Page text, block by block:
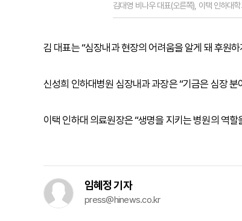
김대영 비나우 대표(오른쪽), 이택 인하대
김 대표는 “심장내과 현장의 어려움을 알게 돼 후원
신성희 인하대병원 심장내과 과장은 “기금은 심장
이택 인하대 의료원장은 “생명을 지키는 병원의 역
임혜정 기자
press@hinews.co.kr